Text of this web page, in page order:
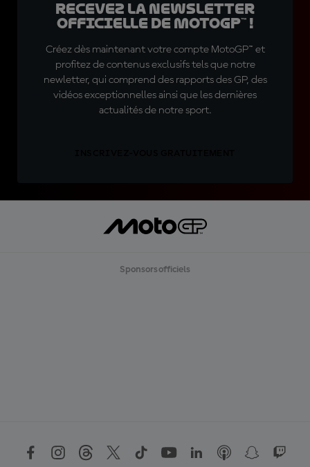
Recevez la Newsletter
officielle de MotoGP™ !
Créez dès maintenant votre compte MotoGP™ et
profitez de contenus exclusifs tels que notre
newletter, qui comprend des rapports des GP, des
vidéos exceptionnelles ainsi que les dernières
actualités de notre sport.
Sponsors officiels